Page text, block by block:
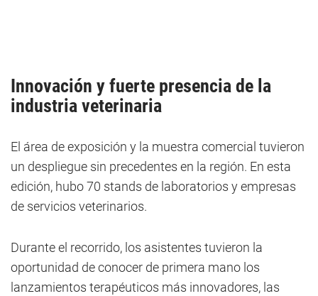
Innovación y fuerte presencia de la
industria veterinaria
El área de exposición y la muestra comercial tuvieron
un despliegue sin precedentes en la región. En esta
edición, hubo 70 stands de laboratorios y empresas
de servicios veterinarios.
Durante el recorrido, los asistentes tuvieron la
oportunidad de conocer de primera mano los
lanzamientos terapéuticos más innovadores, las